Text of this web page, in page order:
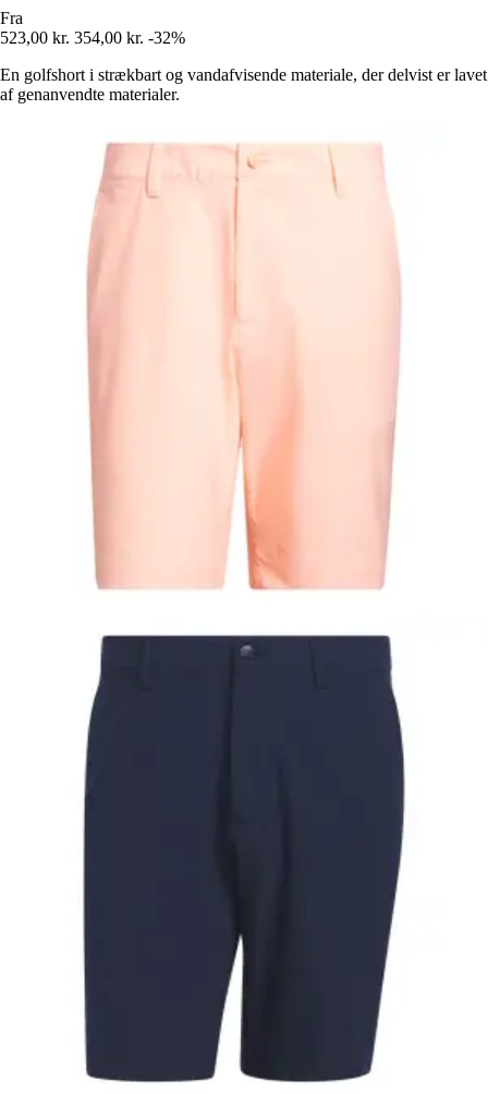
Fra
523,00 kr. 354,00 kr. -32%
En golfshort i strækbart og vandafvisende materiale, der delvist er lavet
af genanvendte materialer.